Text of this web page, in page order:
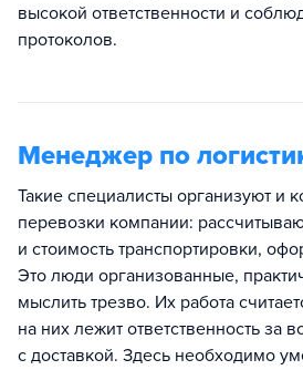
высокой ответственности и
протоколов.
Менеджер по
Такие специалисты организуют и
перевозки компании:
и стоимость транспортировки,
Это люди организованные,
мыслить трезво. Их работа
на них лежит ответственность за
с доставкой. Здесь необходимо